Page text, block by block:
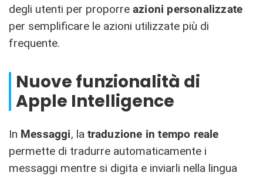
degli utenti per proporre azioni personalizzate
per semplificare le azioni utilizzate più di
frequente.
Nuove funzionalità di
Apple Intelligence
In Messaggi, la traduzione in tempo reale
permette di tradurre automaticamente i
messaggi mentre si digita e inviarli nella lingua